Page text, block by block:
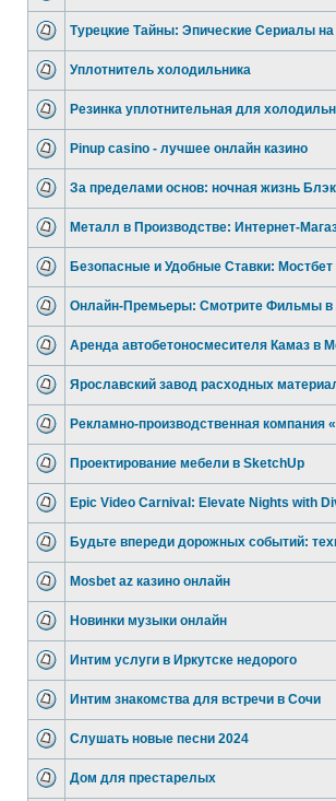
Турецкие Тайны: Эпические Сериалы
Уплотнитель холодильника
Резинка уплотнительная для
Pinup casino - лучшее онлайн казино
За пределами основ: ночная жизнь
Металл в Производстве: Интернет-
Безопасные и Удобные Ставки: Мостбет
Онлайн-Премьеры: Смотрите Фильмы в
Аренда автобетоносмесителя Камаз в
Ярославский завод расходных
Рекламно-производственная компания
Проектирование мебели в SketchUp
Epic Video Carnival: Elevate Nights with
Будьте впереди дорожных событий:
Mosbet az казино онлайн
Новинки музыки онлайн
Интим услуги в Иркутске недорого
Интим знакомства для встречи в Сочи
Слушать новые песни 2024
Дом для престарелых